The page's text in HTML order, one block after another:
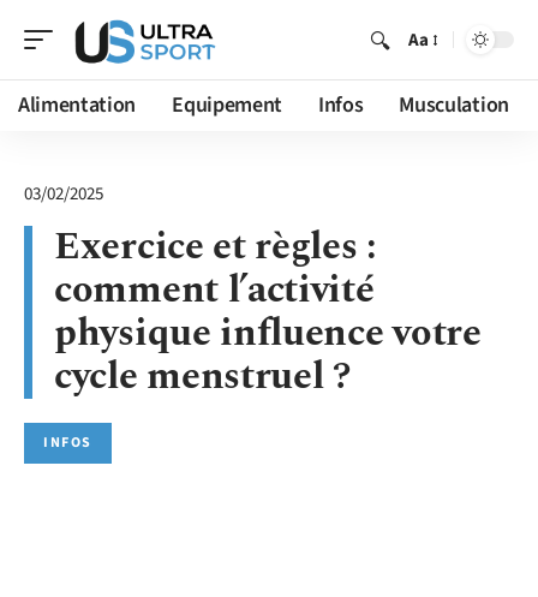
Aa
Alimentation Equipement Infos Musculation
03/02/2025
Exercice et règles :
comment l’activité
physique influence votre
cycle menstruel ?
INFOS